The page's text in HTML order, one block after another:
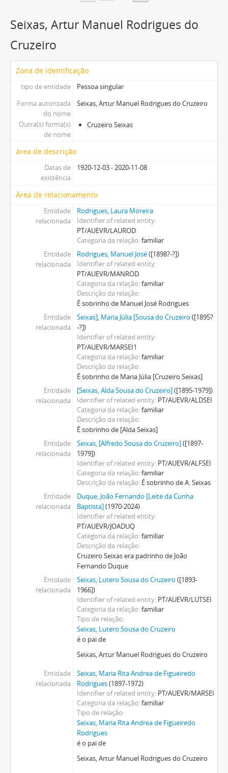
Seixas, Artur Manuel Rodrigues do
Cruzeiro
Zona de identificação
tipo de entidade
Pessoa singular
Forma autorizada
do nome
Seixas, Artur Manuel Rodrigues do Cruzeiro
Outra(s) forma(s)
de nome
Cruzeiro Seixas
área de descrição
Datas de
existência
1920-12-03 - 2020-11-08
Área de relacionamento
Entidade
relacionada
Rodrigues, Laura Moreira
Identifier of related entity
PT/AUEVR/LAUROD
Categoria da relação familiar
Entidade
relacionada
Rodrigues, Manuel José([1898?-?])
Identifier of related entity
PT/AUEVR/MANROD
Categoria da relação familiar
Descrição da relação
É sobrinho de Manuel José Rodrigues
Entidade
relacionada
Seixas], Maria Júlia [Sousa do Cruzeiro ([1895?
-?])
Identifier of related entity
PT/AUEVR/MARSEI1
Categoria da relação familiar
Descrição da relação
É sobrinho de Maria Júlia [Cruzeiro Seixas]
Entidade
relacionada
[Seixas, Alda Sousa do Cruzeiro]([1895-1979])
Identifier of related entity PT/AUEVR/ALDSEI
Categoria da relação familiar
Descrição da relação
É sobrinho de [Alda Seixas]
Entidade
relacionada
Seixas, [Alfredo Sousa do Cruzeiro]([1897-
1979])
Identifier of related entity PT/AUEVR/ALFSEI
Categoria da relação familiar
Descrição da relação É sobrinho de A. Seixas
Entidade
relacionada
Duque, João Fernando [Leite da Cunha
Baptista](1970-2024)
Identifier of related entity
PT/AUEVR/JOADUQ
Categoria da relação familiar
Descrição da relação
Cruzeiro Seixas era padrinho de João
Fernando Duque
Entidade
relacionada
Seixas, Lutero Sousa do Cruzeiro ([1893-
1966])
Identifier of related entity PT/AUEVR/LUTSEI
Categoria da relação familiar
Tipo de relação
Seixas, Lutero Sousa do Cruzeiro
é o pai de
Seixas, Artur Manuel Rodrigues do Cruzeiro
Entidade
relacionada
Seixas, Maria Rita Andrea de Figueiredo
Rodrigues(1897-1972)
Identifier of related entity PT/AUEVR/MARSEI
Categoria da relação familiar
Tipo de relação
Seixas, Maria Rita Andrea de Figueiredo
Rodrigues
é o pai de
Seixas, Artur Manuel Rodrigues do Cruzeiro